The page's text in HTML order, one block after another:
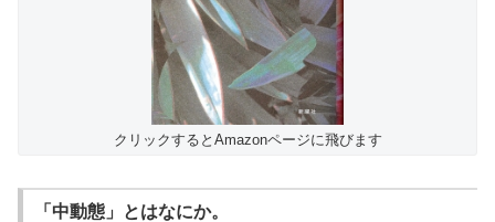
クリックするとAmazonページに飛びます
「中動態」とはなにか。